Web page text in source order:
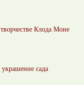
Клода Моне
сада